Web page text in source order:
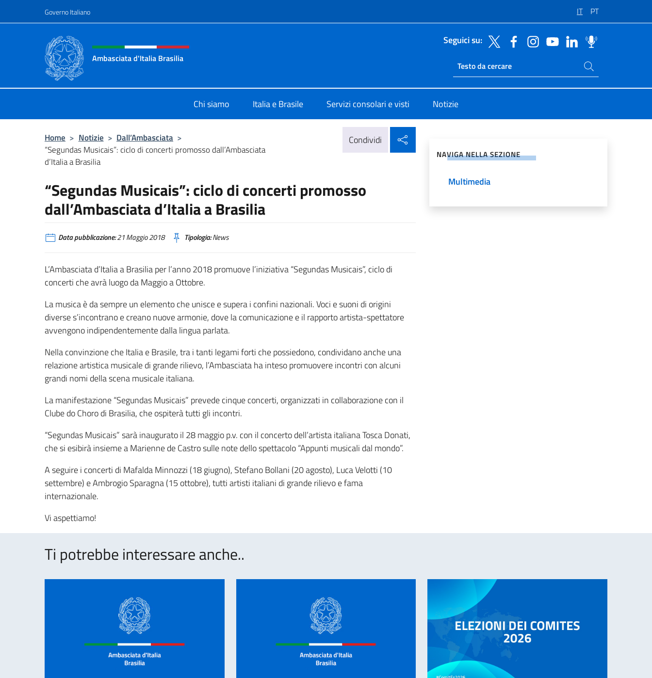
Governo Italiano IT PT
Intestazione sito, social e menù
Ambasciata d'Italia Brasilia
Seguici su:
Ricerca sito live
Cerca nel sito
Chi siamo Italia e Brasile Servizi consolari e visti Notizie
Home > Notizie > Dall’Ambasciata >
“Segundas Musicais”: ciclo di concerti promosso dall’Ambasciata
d’Italia a Brasilia
Condividi
“Segundas Musicais”: ciclo di concerti promosso
dall’Ambasciata d’Italia a Brasilia
Data pubblicazione:21 Maggio 2018 Tipologia:News
L’Ambasciata d’Italia a Brasilia per l’anno 2018 promuove l’iniziativa “Segundas Musicais”, ciclo di
concerti che avrà luogo da Maggio a Ottobre.
La musica è da sempre un elemento che unisce e supera i confini nazionali. Voci e suoni di origini
diverse s’incontrano e creano nuove armonie, dove la comunicazione e il rapporto artista-spettatore
avvengono indipendentemente dalla lingua parlata.
Nella convinzione che Italia e Brasile, tra i tanti legami forti che possiedono, condividano anche una
relazione artistica musicale di grande rilievo, l’Ambasciata ha inteso promuovere incontri con alcuni
grandi nomi della scena musicale italiana.
La manifestazione “Segundas Musicais” prevede cinque concerti, organizzati in collaborazione con il
Clube do Choro di Brasilia, che ospiterà tutti gli incontri.
“Segundas Musicais” sarà inaugurato il 28 maggio p.v. con il concerto dell’artista italiana Tosca Donati,
che si esibirà insieme a Marienne de Castro sulle note dello spettacolo “Appunti musicali dal mondo”.
A seguire i concerti di Mafalda Minnozzi (18 giugno), Stefano Bollani (20 agosto), Luca Velotti (10
settembre) e Ambrogio Sparagna (15 ottobre), tutti artisti italiani di grande rilievo e fama
internazionale.
Vi aspettiamo!
NAVIGA NELLA SEZIONE
Multimedia
Ti potrebbe interessare anche..